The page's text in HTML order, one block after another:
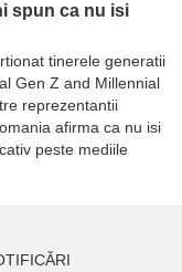
spun ca nu isi
tinerele generatii
Gen Z and Millennial
reprezentantii
afirma ca nu isi
peste mediile